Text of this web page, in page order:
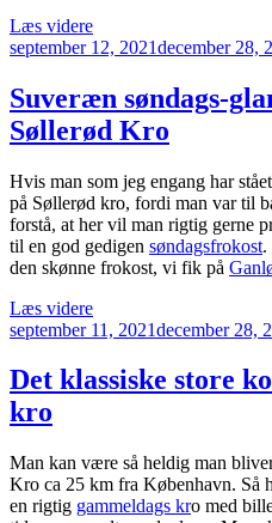
Læs videre“Kirgisistan
og
Pamir
Highway
august
2016”
Udgivet
september 12, 2021december 28,
Suveræn søndags-
Søllerød Kro
Hvis man som jeg engang har
på Søllerød kro, fordi man var til
forstå, at her vil man rigtig gerne
til en god gedigen søndagsfrokost.
den skønne frokost, vi fik på
Læs videre“Suveræn
søndags-
frokost
på
Udgivet
september 11, 2021december 28,
Det klassiske store
kro
Man kan være så heldig man
Kro ca 25 km fra København. Så
en rigtig gammeldags kro med